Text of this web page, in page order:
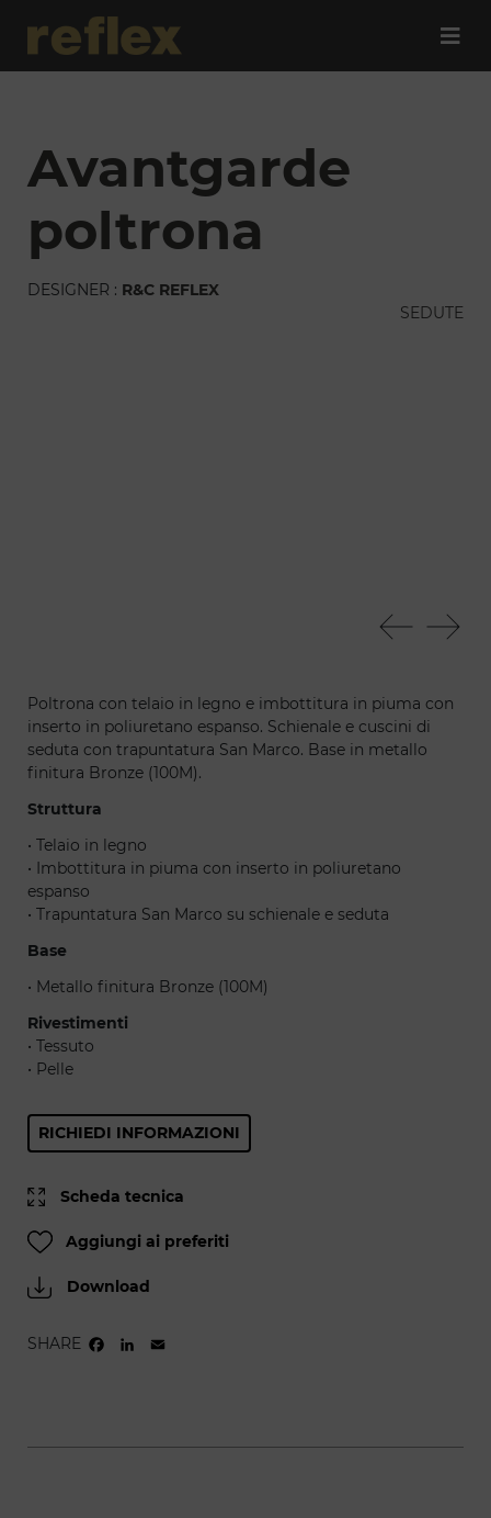
avantgarde
poltrona
DESIGNER : R&C REFLEX
SEDUTE
Poltrona con telaio in legno e imbottitura in piuma con
inserto in poliuretano espanso. Schienale e cuscini di
seduta con trapuntatura San Marco. Base in metallo
finitura Bronze (100M).
Struttura
• Telaio in legno
• Imbottitura in piuma con inserto in poliuretano
espanso
• Trapuntatura San Marco su schienale e seduta
Base
• Metallo finitura Bronze (100M)
Rivestimenti
• Tessuto
• Pelle
RICHIEDI INFORMAZIONI
Scheda tecnica
Aggiungi ai preferiti
Download
SHARE FACEBOOK
LINKEDIN